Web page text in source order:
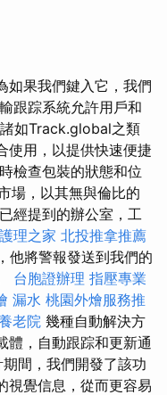
如果我們鍵入它，我們
跟踪系統允許用戶和
如Track.global之類
使用，以提供快速便捷
檢查包裝的狀態和位
場，以其無與倫比的
經提到的辦公室，工
護理之家 北投推拿推薦
他將警報發送到我們的
台胞證辦理 指壓專業
漏水 桃園外燴服務推
老院 幾種自動解決方
體，自動跟踪和更新通
間，我們開發了該功
視覺信息，從而更容易